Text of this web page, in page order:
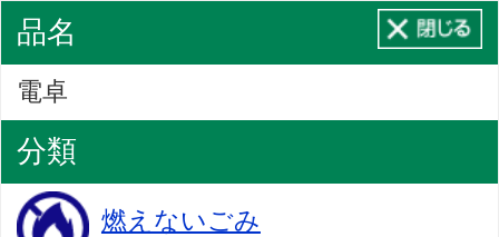
品名
電卓
分類
燃えないごみ